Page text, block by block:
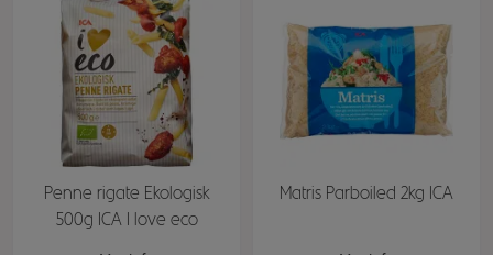
Penne rigate Ekologisk
500g ICA I love eco
Matris Parboiled 2kg ICA